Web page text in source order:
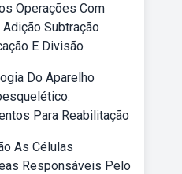
Operações Com
Subtração
E Divisão
Do Aparelho
Para Reabilitação
As Células
Responsáveis Pelo